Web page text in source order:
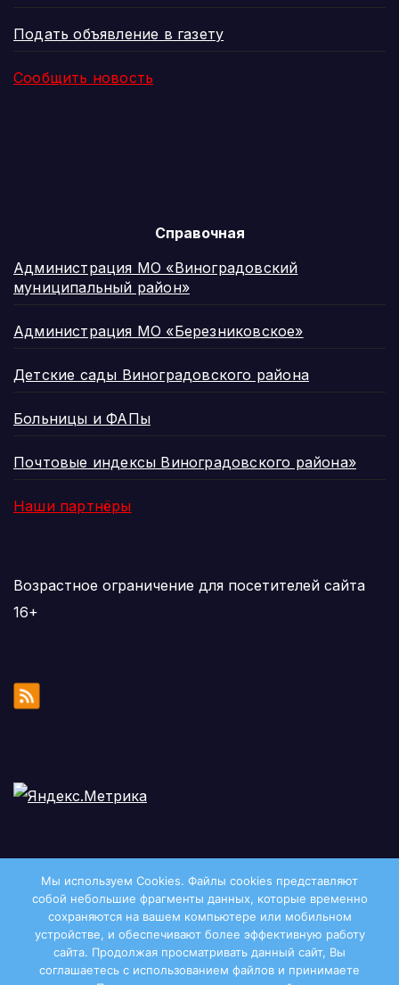
Подать объявление в газету
Сообщить новость
Справочная
Администрация МО «Виноградовский
муниципальный район»
Администрация МО «Березниковское»
Детские сады Виноградовского района
Больницы и ФАПы
Почтовые индексы Виноградовского района»
Наши партнёры
Возрастное ограничение для посетителей сайта
16+
Мы используем Cookies. Файлы сookies представляют
собой небольшие фрагменты данных, которые временно
сохраняются на вашем компьютере или мобильном
устройстве, и обеспечивают более эффективную работу
сайта. Продолжая просматривать данный сайт, Вы
соглашаетесь с использованием файлов и принимаете